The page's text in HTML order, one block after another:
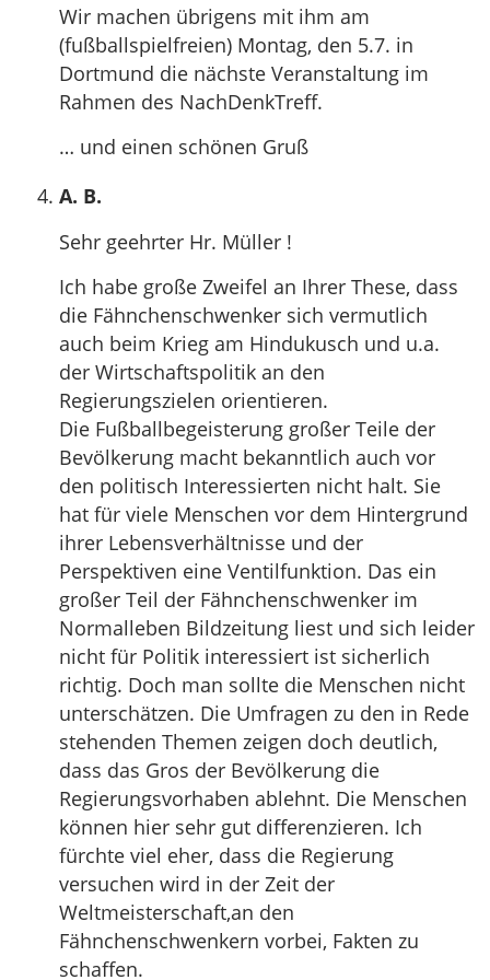
Wir machen übrigens mit ihm am
(fußballspielfreien) Montag, den 5.7. in
Dortmund die nächste Veranstaltung im
Rahmen des NachDenkTreff.
… und einen schönen Gruß
A. B.
Sehr geehrter Hr. Müller !
Ich habe große Zweifel an Ihrer These, dass
die Fähnchenschwenker sich vermutlich
auch beim Krieg am Hindukusch und u.a.
der Wirtschaftspolitik an den
Regierungszielen orientieren.
Die Fußballbegeisterung großer Teile der
Bevölkerung macht bekanntlich auch vor
den politisch Interessierten nicht halt. Sie
hat für viele Menschen vor dem Hintergrund
ihrer Lebensverhältnisse und der
Perspektiven eine Ventilfunktion. Das ein
großer Teil der Fähnchenschwenker im
Normalleben Bildzeitung liest und sich leider
nicht für Politik interessiert ist sicherlich
richtig. Doch man sollte die Menschen nicht
unterschätzen. Die Umfragen zu den in Rede
stehenden Themen zeigen doch deutlich,
dass das Gros der Bevölkerung die
Regierungsvorhaben ablehnt. Die Menschen
können hier sehr gut differenzieren. Ich
fürchte viel eher, dass die Regierung
versuchen wird in der Zeit der
Weltmeisterschaft,an den
Fähnchenschwenkern vorbei, Fakten zu
schaffen.